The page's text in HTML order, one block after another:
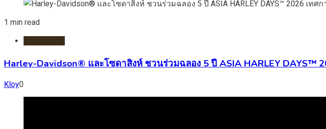
1 min read
Harley-Davidson® และโซดาสิงห์ ชวนร่วมฉลอง 5 ปี ASIA HARLEY DAYS™
Kloy0